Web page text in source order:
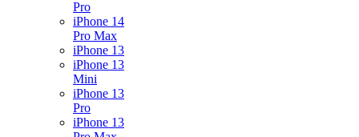
Pro
iPhone 14
Pro Max
iPhone 13
iPhone 13
Mini
iPhone 13
Pro
iPhone 13